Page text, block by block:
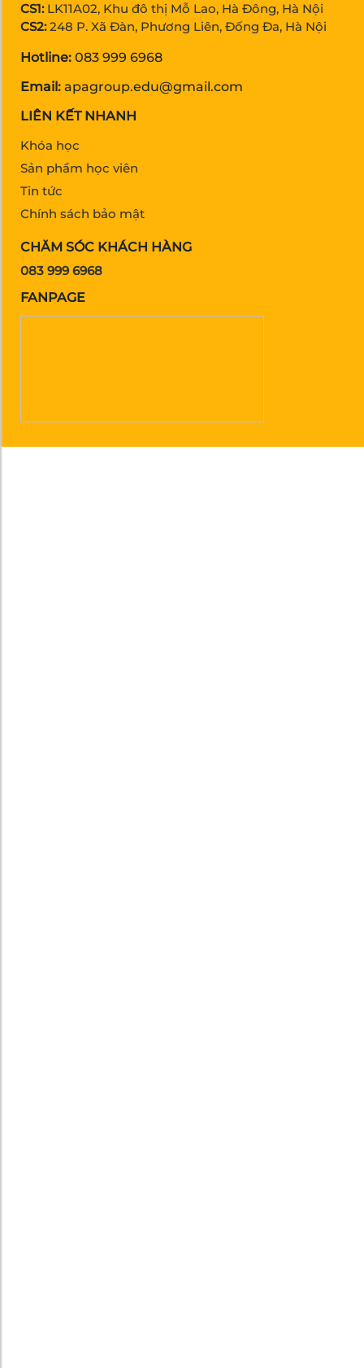
CS1: LK11A02, Khu đô thị Mỗ Lao, Hà Đông, Hà Nội
CS2: 248 P. Xã Đàn, Phương Liên, Đống Đa, Hà Nội
Hotline: 083 999 6968
Email: apagroup.edu@gmail.com
LIÊN KẾT NHANH
Khóa học
Sản phẩm học viên
Tin tức
Chính sách bảo mật
CHĂM SÓC KHÁCH HÀNG
083 999 6968
FANPAGE